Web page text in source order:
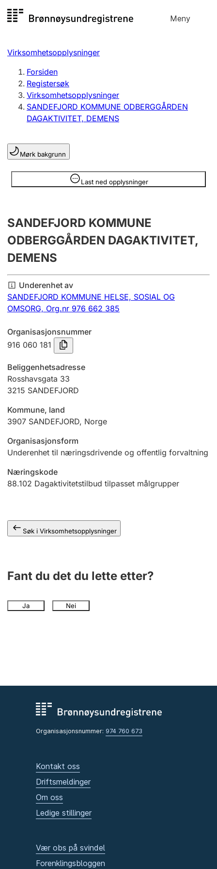
til
Meny
Registersøk
Aksjeselskap
Enkeltpersonforetak
Registrere, endre, slette
Lag og forening
Registrere, endre, slette
Årsregnskap
Innsending og forsinkelsesgebyr
Tinglysing
Betaling og jegeravgiftskort
Ektepaktveileder
Andre tema
Virksomhetsopplysninger
Forsiden
Registersøk
Virksomhetsopplysninger
SANDEFJORD KOMMUNE ODBERGGÅRDEN
DAGAKTIVITET, DEMENS
Mørk bakgrunn
Last ned opplysninger
Opplysninger er skjult
SANDEFJORD KOMMUNE
ODBERGGÅRDEN DAGAKTIVITET,
DEMENS
Underenhet av
SANDEFJORD KOMMUNE HELSE, SOSIAL OG
OMSORG, Org.nr 976 662 385
Organisasjonsnummer
916 060 181
Beliggenhetsadresse
Rosshavsgata 33
3215 SANDEFJORD
Kommune, land
3907 SANDEFJORD, Norge
Organisasjonsform
Underenhet til næringsdrivende og offentlig forvaltning
Næringskode
88.102 Dagaktivitetstilbud tilpasset målgrupper
Søk i Virksomhetsopplysninger
Fant du det du lette etter?
Ja Nei
Organisasjonsnummer: 974 760 673
Kontakt oss
Driftsmeldinger
Om oss
Ledige stillinger
Vær obs på svindel
Forenklingsbloggen